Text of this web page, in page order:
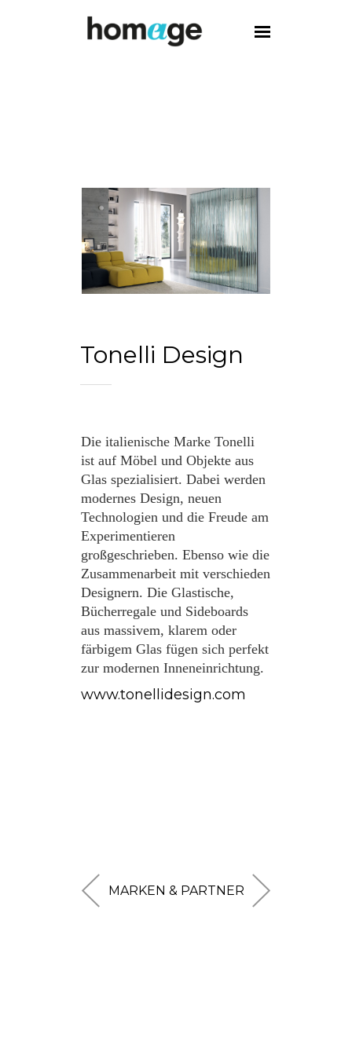
Tonelli Design
Die italienische Marke Tonelli
ist auf Möbel und Objekte aus
Glas spezialisiert. Dabei werden
modernes Design, neuen
Technologien und die Freude am
Experimentieren
großgeschrieben. Ebenso wie die
Zusammenarbeit mit verschieden
Designern. Die Glastische,
Bücherregale und Sideboards
aus massivem, klarem oder
färbigem Glas fügen sich perfekt
zur modernen Inneneinrichtung.
www.tonellidesign.com
MARKEN & PARTNER